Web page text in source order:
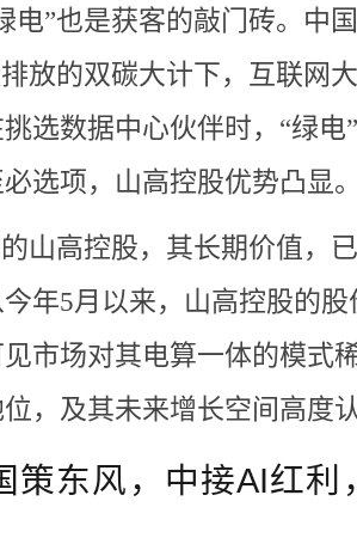
电”也是获客的敲门砖。中
放的双碳大计下，互联网
选数据中心伙伴时，“绿电
选项，山高控股优势凸显
山高控股，其长期价值，
年5月以来，山高控股的股
市场对其电算一体的模式
，及其未来增长空间高度
策东风，中接AI红利